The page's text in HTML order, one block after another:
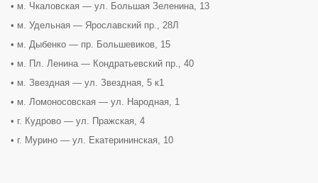
• м. Чкаловская — ул. Большая Зеленина, 13
• м. Удельная — Ярославский пр., 28Л
• м. Дыбенко — пр. Большевиков, 15
• м. Пл. Ленина — Кондратьевский пр., 40
• м. Звездная — ул. Звездная, 5 к1
• м. Ломоносовская — ул. Народная, 1
• г. Кудрово — ул. Пражская, 4
• г. Мурино — ул. Екатерининская, 10